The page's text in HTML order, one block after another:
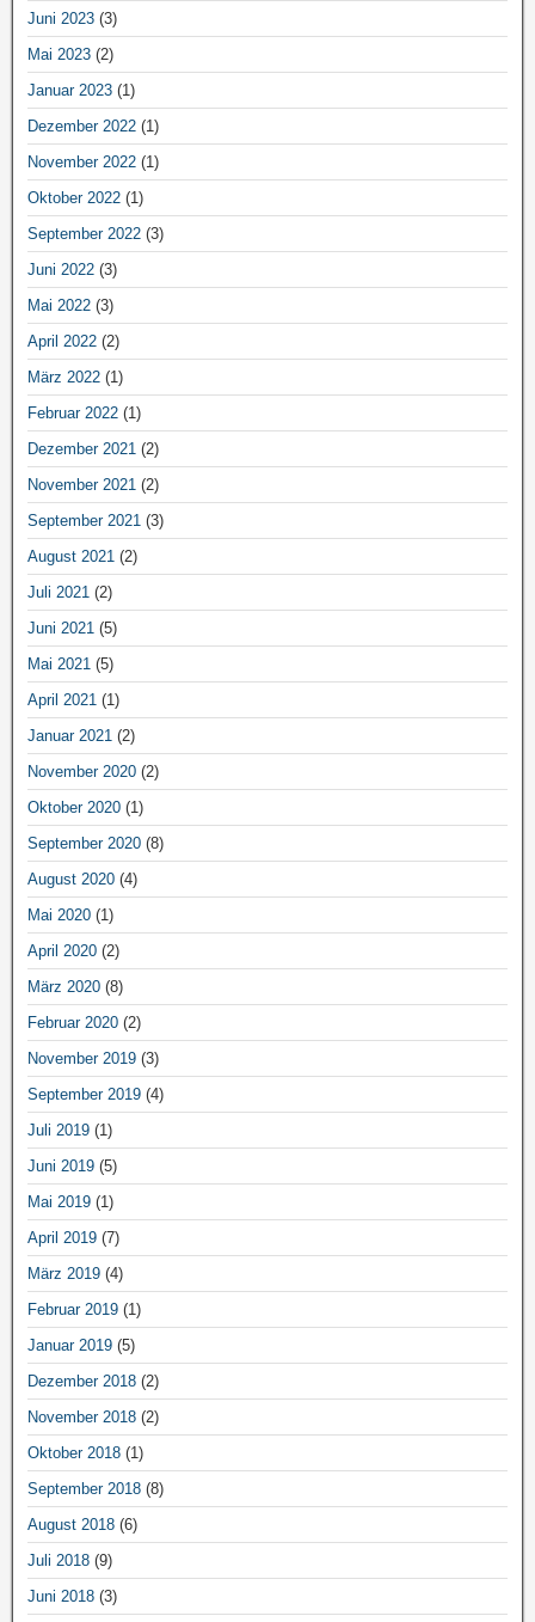
Juni 2023 (3)
Mai 2023 (2)
Januar 2023 (1)
Dezember 2022 (1)
November 2022 (1)
Oktober 2022 (1)
September 2022 (3)
Juni 2022 (3)
Mai 2022 (3)
April 2022 (2)
März 2022 (1)
Februar 2022 (1)
Dezember 2021 (2)
November 2021 (2)
September 2021 (3)
August 2021 (2)
Juli 2021 (2)
Juni 2021 (5)
Mai 2021 (5)
April 2021 (1)
Januar 2021 (2)
November 2020 (2)
Oktober 2020 (1)
September 2020 (8)
August 2020 (4)
Mai 2020 (1)
April 2020 (2)
März 2020 (8)
Februar 2020 (2)
November 2019 (3)
September 2019 (4)
Juli 2019 (1)
Juni 2019 (5)
Mai 2019 (1)
April 2019 (7)
März 2019 (4)
Februar 2019 (1)
Januar 2019 (5)
Dezember 2018 (2)
November 2018 (2)
Oktober 2018 (1)
September 2018 (8)
August 2018 (6)
Juli 2018 (9)
Juni 2018 (3)